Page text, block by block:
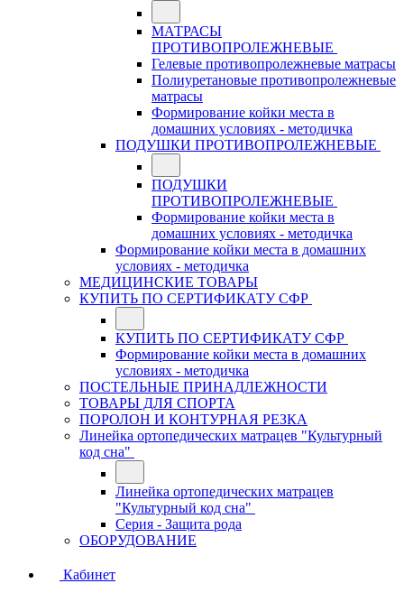
МАТРАСЫ
ПРОТИВОПРОЛЕЖНЕВЫЕ
Гелевые противопролежневые матрасы
Полиуретановые противопролежневые
матрасы
Формирование койки места в
домашних условиях - методичка
ПОДУШКИ ПРОТИВОПРОЛЕЖНЕВЫЕ
ПОДУШКИ
ПРОТИВОПРОЛЕЖНЕВЫЕ
Формирование койки места в
домашних условиях - методичка
Формирование койки места в домашних
условиях - методичка
МЕДИЦИНСКИЕ ТОВАРЫ
КУПИТЬ ПО СЕРТИФИКАТУ СФР
КУПИТЬ ПО СЕРТИФИКАТУ СФР
Формирование койки места в домашних
условиях - методичка
ПОСТЕЛЬНЫЕ ПРИНАДЛЕЖНОСТИ
ТОВАРЫ ДЛЯ СПОРТА
ПОРОЛОН И КОНТУРНАЯ РЕЗКА
Линейка ортопедических матрацев "Культурный
код сна"
Линейка ортопедических матрацев
"Культурный код сна"
Серия - Защита рода
ОБОРУДОВАНИЕ
Кабинет